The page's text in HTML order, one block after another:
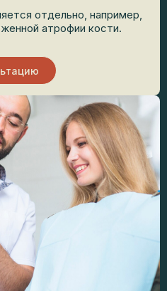
отдельно, например,
атрофии кости.